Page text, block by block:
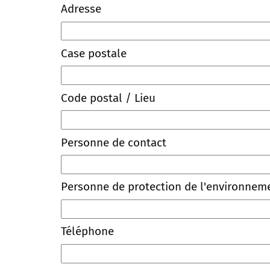
Adresse
Case postale
Code postal / Lieu
Personne de contact
Personne de protection de
Téléphone